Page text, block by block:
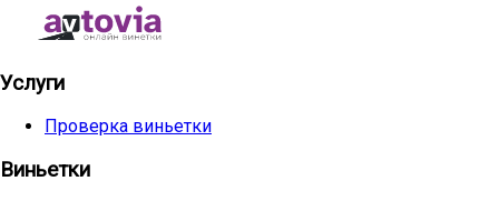
Услуги
Проверка виньетки
Виньетки